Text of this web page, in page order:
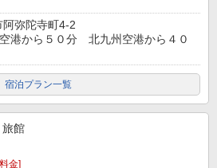
弥陀寺町4-2
港から５０分 北九州空港から４０
宿泊プラン一覧
旅館
金]